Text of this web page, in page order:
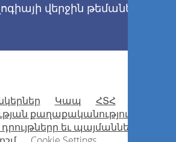
վերջին թեմաները
Կապ
ՀՏՀ
քաղաքականություն
եւ պայմանները